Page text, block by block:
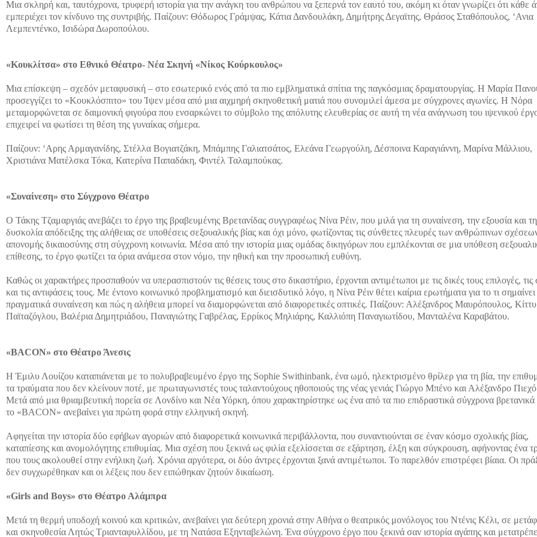
Μια σκληρή και, ταυτόχρονα, τρυφερή ιστορία για την ανάγκη του ανθρώπου να ξεπερνά τον εαυτό του, ακόμη κι όταν γνωρίζει ότι κάθε
εμπεριέχει τον κίνδυνο της συντριβής. Παίζουν: Θόδωρος Γράμψας, Κάτια Δανδουλάκη, Δημήτρης Δεγαϊτης, Θράσος Σταθόπουλος, ‘Ανια
Λεμπεντένκο, Ισιδώρα Δωροπούλου.
«Κουκλίτσα» στο Εθνικό Θέατρο- Νέα Σκηνή «Νίκος Κούρκουλος»
Μια επίσκεψη – σχεδόν μεταφυσική – στο εσωτερικό ενός από τα πιο εμβληματικά σπίτια της παγκόσμιας δραματουργίας. Η Μαρία
προσεγγίζει το «Κουκλόσπιτο» του Ίψεν μέσα από μια αιχμηρή σκηνοθετική ματιά που συνομιλεί άμεσα με σύγχρονες αγωνίες. Η Νόρα
μεταμορφώνεται σε δαιμονική φιγούρα που ενσαρκώνει το σύμβολο της απόλυτης ελευθερίας σε αυτή τη νέα ανάγνωση του ιψενικού
επιχειρεί να φωτίσει τη θέση της γυναίκας σήμερα.
Παίζουν: ‘Αρης Αρμαγανίδης, Στέλλα Βογιατζάκη, Μπάμπης Γαλιατσάτος, Ελεάνα Γεωργούλη, Δέσποινα Καραγιάννη, Μαρίνα Μάλλιου,
Χριστιάνα Ματέλσκα Τόκα, Κατερίνα Παπαδάκη, Φιντέλ Ταλαμπούκας.
«Συναίνεση» στο Σύγχρονο Θέατρο
Ο Τάκης Τζαμαργιάς ανεβάζει το έργο της βραβευμένης Βρετανίδας συγγραφέως Νίνα Ρέιν, που μιλά για τη συναίνεση, την εξουσία και τη
δυσκολία απόδειξης της αλήθειας σε υποθέσεις σεξουαλικής βίας και όχι μόνο, φωτίζοντας τις σύνθετες πλευρές των ανθρώπινων
απονομής δικαιοσύνης στη σύγχρονη κοινωνία. Μέσα από την ιστορία μιας ομάδας δικηγόρων που εμπλέκονται σε μια υπόθεση
επίθεσης, το έργο φωτίζει τα όρια ανάμεσα στον νόμο, την ηθική και την προσωπική ευθύνη.
Καθώς οι χαρακτήρες προσπαθούν να υπερασπιστούν τις θέσεις τους στο δικαστήριο, έρχονται αντιμέτωποι με τις δικές τους επιλογές, τις
και τις αντιφάσεις τους. Με έντονο κοινωνικό προβληματισμό και διεισδυτικό λόγο, η Νίνα Ρέιν θέτει καίρια ερωτήματα για το τι σημαίνει
πραγματικά συναίνεση και πώς η αλήθεια μπορεί να διαμορφώνεται από διαφορετικές οπτικές. Παίζουν: Αλέξανδρος Μαυρόπουλος, Κίττυ
Παϊταζόγλου, Βαλέρια Δημητριάδου, Παναγιώτης Γαβρέλας, Ερρίκος Μηλιάρης, Καλλιόπη Παναγιωτίδου, Μανταλένα Καραβάτου.
«BACON» στο Θέατρο Άνεσις
Η Έμιλυ Λουίζου καταπιάνεται με το πολυβραβευμένο έργο της Sophie Swithinbank, ένα ωμό, ηλεκτρισμένο θρίλερ για τη βία, την
τα τραύματα που δεν κλείνουν ποτέ, με πρωταγωνιστές τους ταλαντούχους ηθοποιούς της νέας γενιάς Γιώργο Μπένο και Αλέξανδρο
Μετά από μια θριαμβευτική πορεία σε Λονδίνο και Νέα Υόρκη, όπου χαρακτηρίστηκε ως ένα από τα πιο επιδραστικά σύγχρονα βρετανικά
το «BACON» ανεβαίνει για πρώτη φορά στην ελληνική σκηνή.
Αφηγείται την ιστορία δύο εφήβων αγοριών από διαφορετικά κοινωνικά περιβάλλοντα, που συναντιούνται σε έναν κόσμο σχολικής βίας,
καταπίεσης και ανομολόγητης επιθυμίας. Μια σχέση που ξεκινά ως φιλία εξελίσσεται σε εξάρτηση, έλξη και σύγκρουση, αφήνοντας ένα
που τους ακολουθεί στην ενήλικη ζωή. Χρόνια αργότερα, οι δύο άντρες έρχονται ξανά αντιμέτωποι. Το παρελθόν επιστρέφει βίαια. Οι
δεν συγχωρέθηκαν και οι λέξεις που δεν ειπώθηκαν ζητούν δικαίωση.
«Girls and Boys» στο Θέατρο Αλάμπρα
Μετά τη θερμή υποδοχή κοινού και κριτικών, ανεβαίνει για δεύτερη χρονιά στην Αθήνα ο θεατρικός μονόλογος του Ντένις Κέλι, σε
και σκηνοθεσία Λητώς Τριανταφυλλίδου, με τη Νατάσα Εξηνταβελώνη. Ένα σύγχρονο έργο που ξεκινά σαν ιστορία αγάπης και